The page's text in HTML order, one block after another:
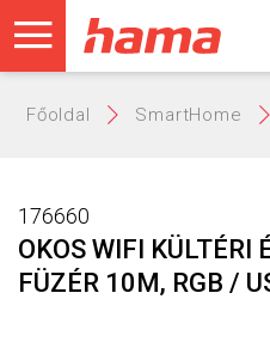
Főoldal SmartHome
176660
OKOS WIFI KÜLTÉRI
FÜZÉR 10M, RGB /